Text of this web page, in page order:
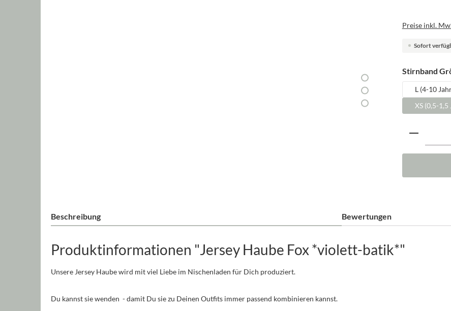
Preise inkl.
Sofort
Stirnband
L (4-10
XS (0,5-1,5
Beschreibung Bewertungen
Produktinformationen "Jersey Haube Fox *violett-batik*"
Unsere Jersey Haube wird mit viel Liebe im Nischenladen für Dich produziert.
Du kannst sie wenden - damit Du sie zu Deinen Outfits immer passend kombinieren kannst.